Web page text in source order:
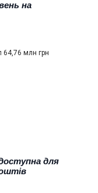
на
64,76 млн грн
для